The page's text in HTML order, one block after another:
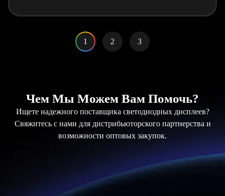
1 2 3
Чем Мы Можем Вам Помочь?
Ищете надежного поставщика светодиодных дисплеев?
Свяжитесь с нами для дистрибьюторского партнерства и
возможности оптовых закупок.